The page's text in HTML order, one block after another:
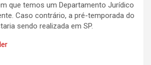
que temos um Departamento Jurídico
Caso contrário, a pré-temporada do
sendo realizada em SP.